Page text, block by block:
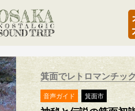
箕面でレトロマンチッ
音声ガイド 箕面市